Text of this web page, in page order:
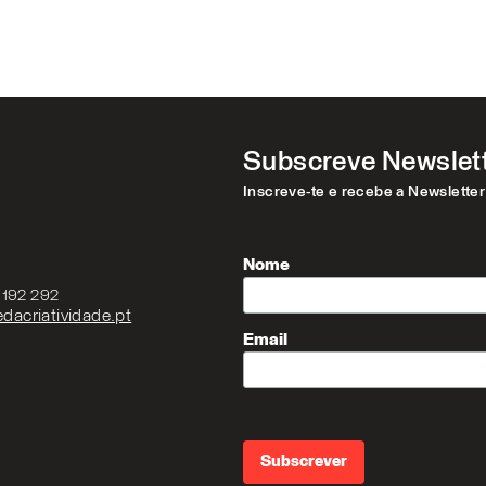
192 292
Subscreve
Inscreve-te e recebe a
Nome
Email